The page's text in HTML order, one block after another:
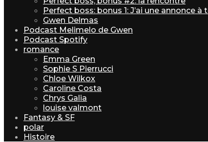
Perfect boss: bonus 1: J’ai une annonce à
Gwen Delmas
Podcast Melimelo de Gwen
Podcast Spotify
romance
Emma Green
Sophie S Pierrucci
Chloe Wilkox
Caroline Costa
Chrys Galia
louise valmont
Fantasy & SF
polar
Histoire